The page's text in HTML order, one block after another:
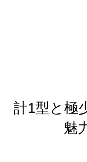
計1型と極
魅